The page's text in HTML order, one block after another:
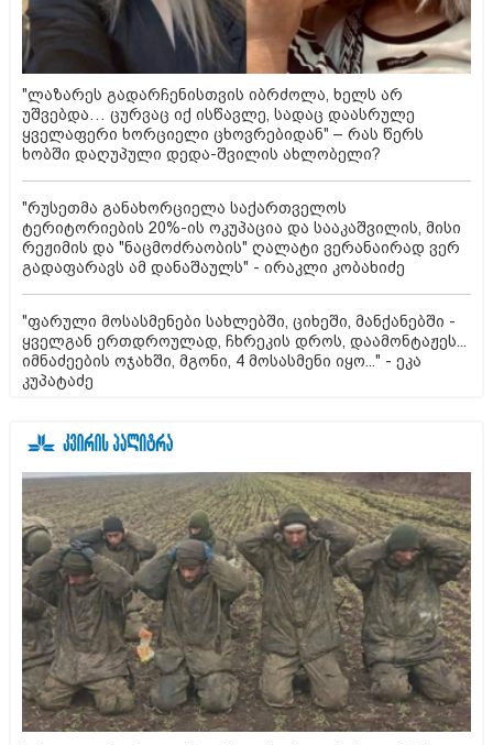
"ლაზარეს გადარჩენისთვის იბრძოლა, ხელს არ
უშვებდა… ცურვაც იქ ისწავლე, სადაც დაასრულე
ყველაფერი ხორციელი ცხოვრებიდან" – რას წერს
ხობში დაღუპული დედა-შვილის ახლობელი?
"რუსეთმა განახორციელა საქართველოს
ტერიტორიების 20%-ის ოკუპაცია და სააკაშვილის, მისი
რეჟიმის და "ნაცმოძრაობის" ღალატი ვერანაირად ვერ
გადაფარავს ამ დანაშაულს" - ირაკლი კობახიძე
"ფარული მოსასმენები სახლებში, ციხეში, მანქანებში -
ყველგან ერთდროულად, ჩხრეკის დროს, დაამონტაჟეს...
იმნაძეების ოჯახში, მგონი, 4 მოსასმენი იყო..." - ეკა
კუპატაძე